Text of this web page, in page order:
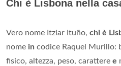
Chi è Lisbona nella
Vero nome Itziar Ituño, chi è
nome in codice Raquel Murillo:
fisico, altezza, peso, carattere e